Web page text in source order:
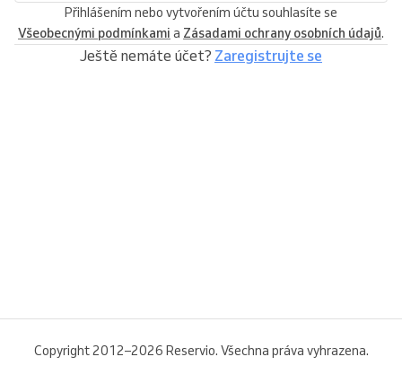
Přihlášením nebo vytvořením účtu souhlasíte se
Všeobecnými podmínkami a Zásadami ochrany osobních údajů.
Ještě nemáte účet? Zaregistrujte se
Copyright 2012–2026 Reservio. Všechna práva vyhrazena.